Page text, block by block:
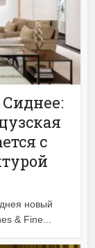
с
новый
& Fine...